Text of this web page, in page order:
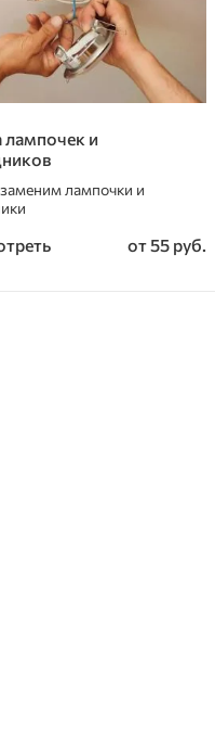
лампочек и
лампочки и
от 55 руб.